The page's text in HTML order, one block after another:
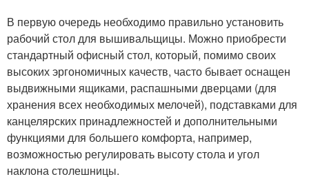
В первую очередь необходимо правильно установить
рабочий стол для вышивальщицы. Можно приобрести
стандартный офисный стол, который, помимо своих
высоких эргономичных качеств, часто бывает оснащен
выдвижными ящиками, распашными дверцами (для
хранения всех необходимых мелочей), подставками для
канцелярских принадлежностей и дополнительными
функциями для большего комфорта, например,
возможностью регулировать высоту стола и угол
наклона столешницы.